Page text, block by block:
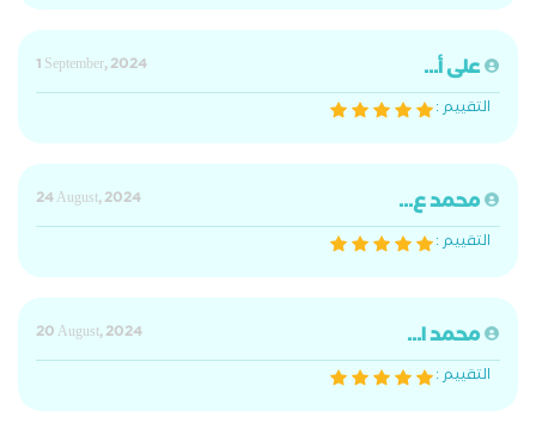
على أ...
1 September, 2024
التقييم :
محمد ع...
24 August, 2024
التقييم :
محمد ا...
20 August, 2024
التقييم :